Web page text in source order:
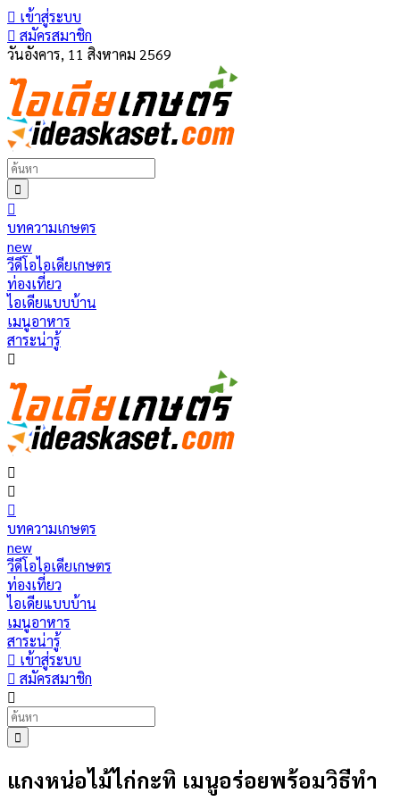
เข้าสู่ระบบ
สมัครสมาชิก
วันอังคาร, 11 สิงหาคม 2569
บทความเกษตร
new
วีดีโอไอเดียเกษตร
ท่องเที่ยว
ไอเดียแบบบ้าน
เมนูอาหาร
สาระน่ารู้
บทความเกษตร
new
วีดีโอไอเดียเกษตร
ท่องเที่ยว
ไอเดียแบบบ้าน
เมนูอาหาร
สาระน่ารู้
เข้าสู่ระบบ
สมัครสมาชิก
แกงหน่อไม้ไก่กะทิ เมนูอร่อยพร้อมวิธีทำ